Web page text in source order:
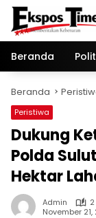
Langsung
konten
Beranda
Beranda
Peristiwa
Dukung
Polda
Hektar
Admin
November